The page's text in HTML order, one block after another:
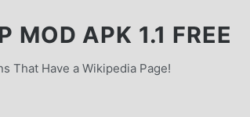
MOD APK 1.1 FREE
That Have a Wikipedia Page!